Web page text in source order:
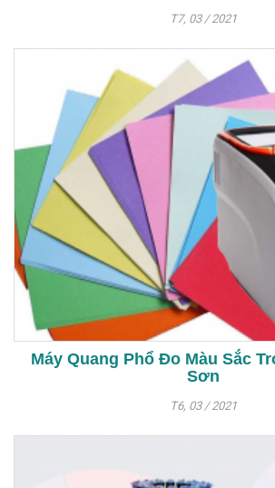
T7, 03 / 2021
Máy Quang Phổ Đo Màu Sắc
Sơn
T6, 03 / 2021